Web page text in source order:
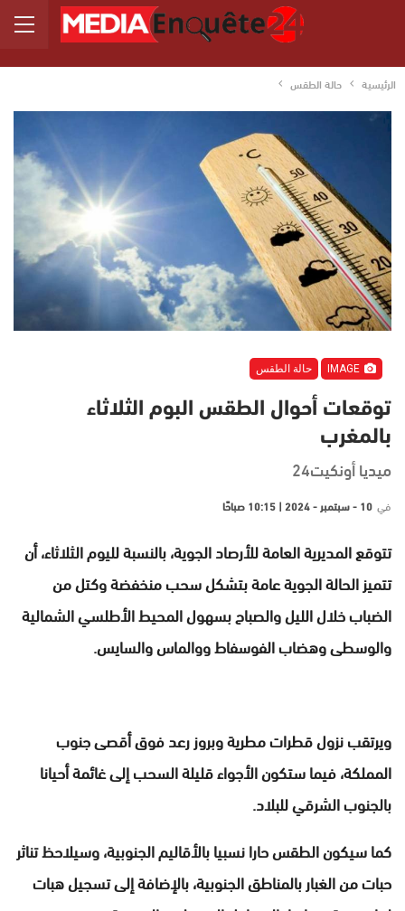
الرئيسية حالة الطقس
حالة الطقس
توقعات أحوال الطقس البوم الثلاثاء
بالمغرب
ميديا أونكيت24
في 10 - سبتمبر - 2024 | 10:15 صباحًا
تتوقع المديرية العامة للأرصاد الجوية، بالنسبة لليوم الثلاثاء، أن
تتميز الحالة الجوية عامة بتشكل سحب منخفضة وكتل من
الضباب خلال الليل والصباح بسهول المحيط الأطلسي الشمالية
والوسطى وهضاب الفوسفاط ووالماس والسايس.
ويرتقب نزول قطرات مطرية وبروز رعد فوق أقصى جنوب
المملكة، فيما ستكون الأجواء قليلة السحب إلى غائمة أحيانا
بالجنوب الشرقي للبلاد.
كما سيكون الطقس حارا نسبيا بالأقاليم الجنوبية، وسيلاحظ تناثر
حبات من الغبار بالمناطق الجنوبية، بالإضافة إلى تسجيل هبات